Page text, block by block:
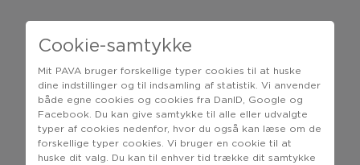
Spørgsmål til din booking
Kontakt det valgte PAVA Center, hvis du har
spørgsmål eller har brug for hjælp. Vi står altid
klar til at hjælpe dig.
Cookie-samtykke
Mit PAVA bruger forskellige typer cookies til at huske
dine indstillinger og til indsamling af statistik. Vi anvender
både egne cookies og cookies fra DanID, Google og
Facebook. Du kan give samtykke til alle eller udvalgte
typer af cookies nedenfor, hvor du også kan læse om de
forskellige typer cookies. Vi bruger en cookie til at
huske dit valg. Du kan til enhver tid trække dit samtykke